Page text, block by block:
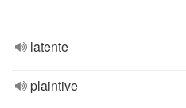
latente
plaintive